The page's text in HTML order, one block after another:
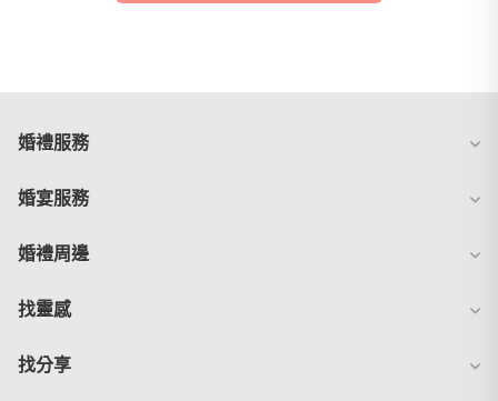
婚禮服務
婚宴服務
婚禮周邊
找靈感
找分享